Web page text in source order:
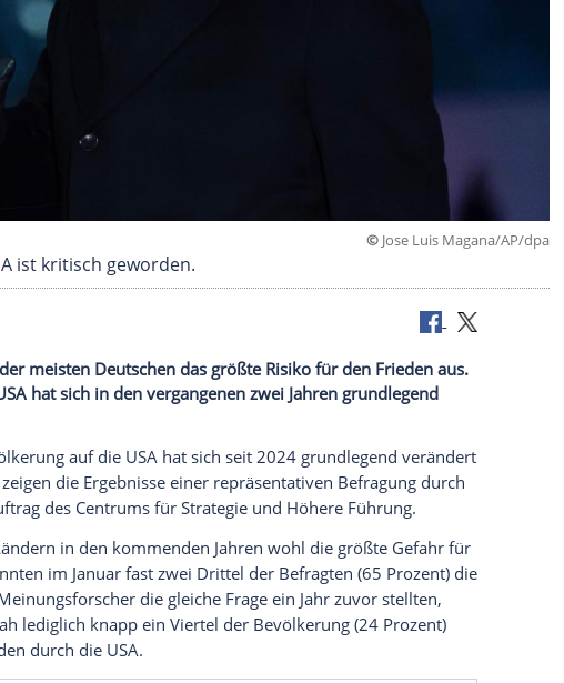
USA ist kritisch geworden.
Sicht der meisten Deutschen das größte Risiko für den
die USA hat sich in den vergangenen zwei Jahren